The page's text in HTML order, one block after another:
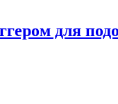
для